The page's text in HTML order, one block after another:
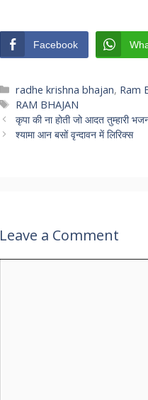
Facebook
Categories
radhe krishna bhajan, Ram
Tags
RAM BHAJAN
कृपा की ना होती जो आदत तुम्हारी
श्यामा आन बसों वृन्दावन में लिरिक्स
Leave a Comment